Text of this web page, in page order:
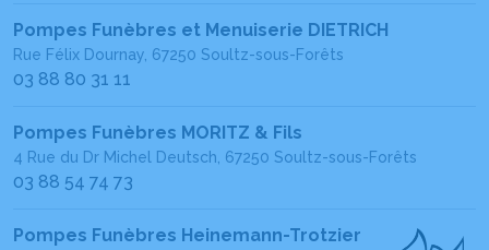
Pompes Funèbres et Menuiserie DIETRICH
Rue Félix Dournay, 67250 Soultz-sous-Forêts
03 88 80 31 11
Pompes Funèbres MORITZ & Fils
4 Rue du Dr Michel Deutsch, 67250 Soultz-sous-Forêts
03 88 54 74 73
Pompes Funèbres Heinemann-Trotzier